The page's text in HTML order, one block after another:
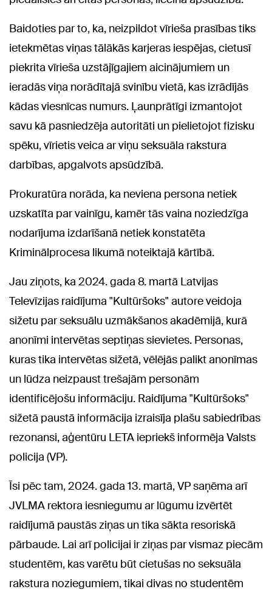
Baidoties par to, ka, neizpildot vīrieša prasības tiks
ietekmētas viņas tālākās karjeras iespējas, cietusī
piekrita vīrieša uzstājīgajiem aicinājumiem un
ieradās viņa norādītajā svinību vietā, kas izrādījās
kādas viesnīcas numurs. Ļaunprātīgi izmantojot
savu kā pasniedzēja autoritāti un pielietojot fizisku
spēku, vīrietis veica ar viņu seksuāla rakstura
darbības, apgalvots apsūdzībā.
Prokuratūra norāda, ka neviena persona netiek
uzskatīta par vainīgu, kamēr tās vaina noziedzīga
nodarījuma izdarīšanā netiek konstatēta
Kriminālprocesa likumā noteiktajā kārtībā.
Jau ziņots, ka 2024. gada 8. martā Latvijas
Televīzijas raidījuma "Kultūršoks" autore veidoja
sižetu par seksuālu uzmākšanos akadēmijā, kurā
anonīmi intervētas septiņas sievietes. Personas,
kuras tika intervētas sižetā, vēlējās palikt anonīmas
un lūdza neizpaust trešajām personām
identificējošu informāciju. Raidījuma "Kultūršoks"
sižetā paustā informācija izraisīja plašu sabiedrības
rezonansi, aģentūru LETA iepriekš informēja Valsts
policija (VP).
Īsi pēc tam, 2024. gada 13. martā, VP saņēma arī
JVLMA rektora iesniegumu ar lūgumu izvērtēt
raidījumā paustās ziņas un tika sākta resoriskā
pārbaude. Lai arī policijai ir ziņas par vismaz piecām
studentēm, kas varētu būt cietušas no seksuāla
rakstura noziegumiem, tikai divas no studentēm